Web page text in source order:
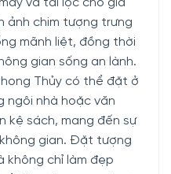
và tài lộc cho gia
ảnh chim tượng trưng
mãnh liệt, đồng thời
gian sống an lành.
Thủy có thể đặt ở
ngôi nhà hoặc văn
kệ sách, mang đến sự
gian. Đặt tượng
không chỉ làm đẹp